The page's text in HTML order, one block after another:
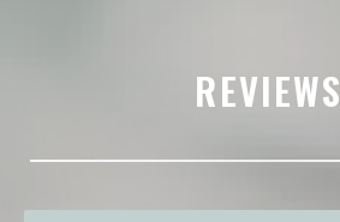
REVIEWS